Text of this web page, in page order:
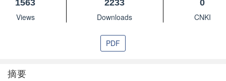
1563
Views
2233
Downloads
0
CNKI
PDF
摘要